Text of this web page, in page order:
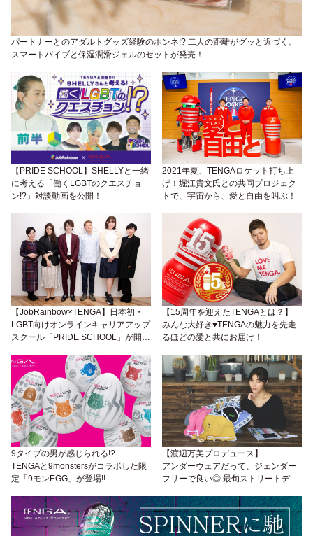
パートナーとのアダルトグッズ経験のホンネ!? 二人の距離がグッと近づく。
スマートバイブと保湿潤滑ジェルのセットが発売！
【PRIDE SCHOOL】SHELLYと一緒
に考える「働くLGBTのクエスチョ
ン!?」対談動画を公開！
2021年夏、TENGAロケット打ち上
げ！堀江貴文氏との共同プロジェク
トで、宇宙から、愛と自由を叫ぶ！
【JobRainbow×TENGA】日本初・
LGBT向けオンラインキャリアアップ
スクール「PRIDE SCHOOL」が開
【15周年を迎えたTENGAとは？】
みんな大好き♥TENGAの魅力を先走
るほどの愛と共にお届け！
9タイプの男が感じられる!?
TENGAと9monstersがコラボした限
定「9モンEGG」が登場!!
【渡辺万美プロデュース】
アンダーウェアだって、ジェンダー
フリーで良い◎ 最旬ストリートデザ
LGBTsアライな社会を加速させる！